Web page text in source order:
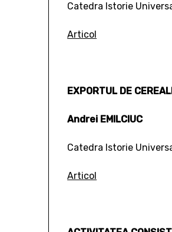
Catedra Istorie
Articol
EXPORTUL DE
Andrei EMILCIUC
Catedra Istorie
Articol